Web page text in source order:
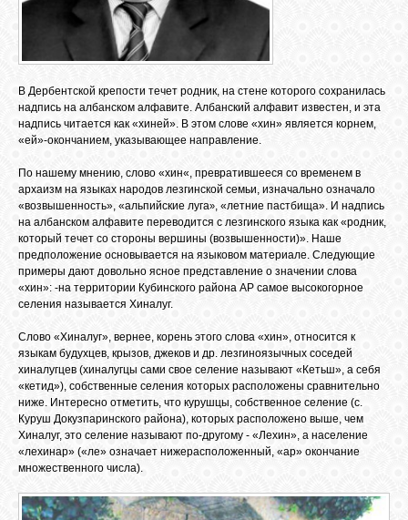
ГОЛОС
БИБЛИОТЕКА
ФОРУМ
ГОСТЕВАЯ
О САЙТЕ
ФОТО
ВИДЕО
В Дербентской крепости течет родник, на стене которого сохранилась
надпись на албанском алфавите. Албанский алфавит известен, и эта
надпись читается как «хиней». В этом слове «хин» является корнем,
«ей»-окончанием, указывающее направление.
По нашему мнению, слово «хин«, превратившееся со временем в
архаизм на языках народов лезгинской семьи, изначально означало
«возвышенность», «альпийские луга», «летние пастбища». И надпись
на албанском алфавите переводится с лезгинского языка как «родник,
который течет со стороны вершины (возвышенности)». Наше
предположение основывается на языковом материале. Следующие
примеры дают довольно ясное представление о значении слова
«хин»: -на территории Кубинского района АР самое высокогорное
селения называется Хиналуг.
Слово «Хиналуг», вернее, корень этого слова «хин», относится к
языкам будухцев, крызов, джеков и др. лезгиноязычных соседей
хиналугцев (хиналугцы сами свое селение называют «Кетьш», а себя
«кетид»), собственные селения которых расположены сравнительно
ниже. Интересно отметить, что курушцы, собственное селение (с.
Куруш Докузпаринского района), которых расположено выше, чем
Хиналуг, это селение называют по-другому - «Лехин», а население
«лехинар» («ле» означает нижерасположенный, «ар» окончание
множественного числа).